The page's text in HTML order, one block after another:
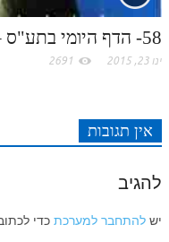
58- הדף היומי בתע"ס – חלק י"ב – א'רמא-א'רמב
ינו 23, 2015 2691
אין תגובות
להגיב
יש להתחבר למערכת כדי